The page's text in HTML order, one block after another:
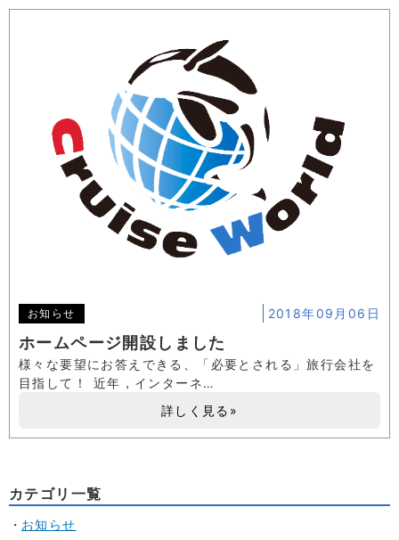
ホームページ開設しました
お知らせ 2018年09月06日
様々な要望にお答えできる、「必要とされる」旅行会社を
目指して！ 近年，インターネ…
詳しく見る»
カテゴリ一覧
お知らせ